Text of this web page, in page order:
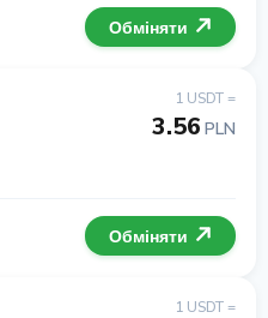
Обміняти
1 USDT =
3.56 PLN
Обміняти
1 USDT =